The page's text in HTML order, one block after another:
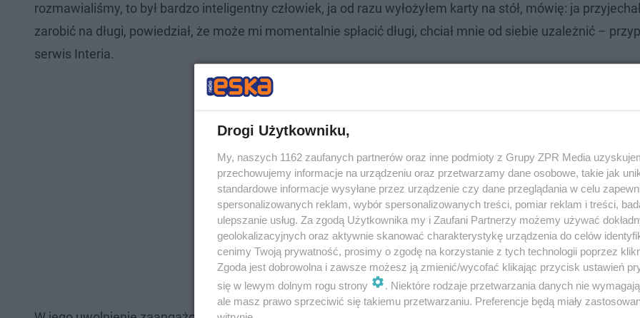
rozmawialiśmy, to był bardzo inteligentny człowiek, ja od razu wyłożyłem karty na stół, mówię: ja
zarobić na długi, powiedział, że może mi momentalnie spłacić długi, chciał mnie od siebie uzależnić –
serwis Interia.
Drogi Użytkowniku,
My, naszych 1162 zaufanych partnerów oraz inne podmioty z Grupy ZPR Media
przechowujemy informacje na urządzeniu oraz przetwarzamy dane osobowe, takie jak
standardowe informacje wysyłane przez urządzenie czy dane przeglądania w celu
spersonalizowanych reklam, wybór spersonalizowanych treści, pomiar reklam i treści,
ulepszanie usług. Za zgodą Użytkownika my i Zaufani Partnerzy możemy używać
geolokalizacyjnych oraz aktywnie skanować charakterystykę urządzenia do celów
cenimy Twoją prywatność, prosimy o zgodę na korzystanie z tych technologii poprzez
Zgoda jest dobrowolna i zawsze możesz ją zmienić/wycofać klikając przycisk ustawień
się w lewym dolnym rogu strony
. Niektóre rodzaje przetwarzania danych nie
ale masz prawo sprzeciwić się takiemu przetwarzaniu. Preferencje będą miały